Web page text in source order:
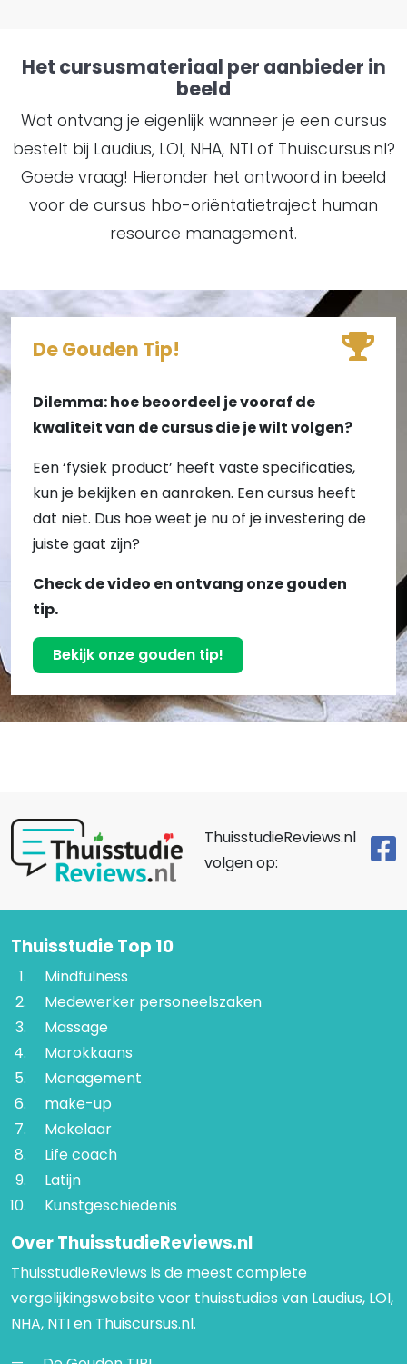
Het cursusmateriaal per aanbieder in
beeld
Wat ontvang je eigenlijk wanneer je een cursus
bestelt bij Laudius, LOI, NHA, NTI of Thuiscursus.nl?
Goede vraag! Hieronder het antwoord in beeld
voor de cursus hbo-oriëntatietraject human
resource management.
De Gouden Tip!
Dilemma: hoe beoordeel je vooraf de
kwaliteit van de cursus die je wilt volgen?
Een ‘fysiek product’ heeft vaste specificaties,
kun je bekijken en aanraken. Een cursus heeft
dat niet. Dus hoe weet je nu of je investering de
juiste gaat zijn?
Check de video en ontvang onze gouden
tip.
Bekijk onze gouden tip!
ThuisstudieReviews.nl
volgen op:
Thuisstudie Top 10
Mindfulness
Medewerker personeelszaken
Massage
Marokkaans
Management
make-up
Makelaar
Life coach
Latijn
Kunstgeschiedenis
Over ThuisstudieReviews.nl
ThuisstudieReviews is de meest complete
vergelijkingswebsite voor thuisstudies van Laudius, LOI,
NHA, NTI en Thuiscursus.nl.